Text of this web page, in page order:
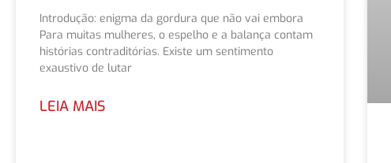
Introdução: enigma da gordura que não vai embora
Para muitas mulheres, o espelho e a balança contam
histórias contraditórias. Existe um sentimento
exaustivo de lutar
LEIA MAIS